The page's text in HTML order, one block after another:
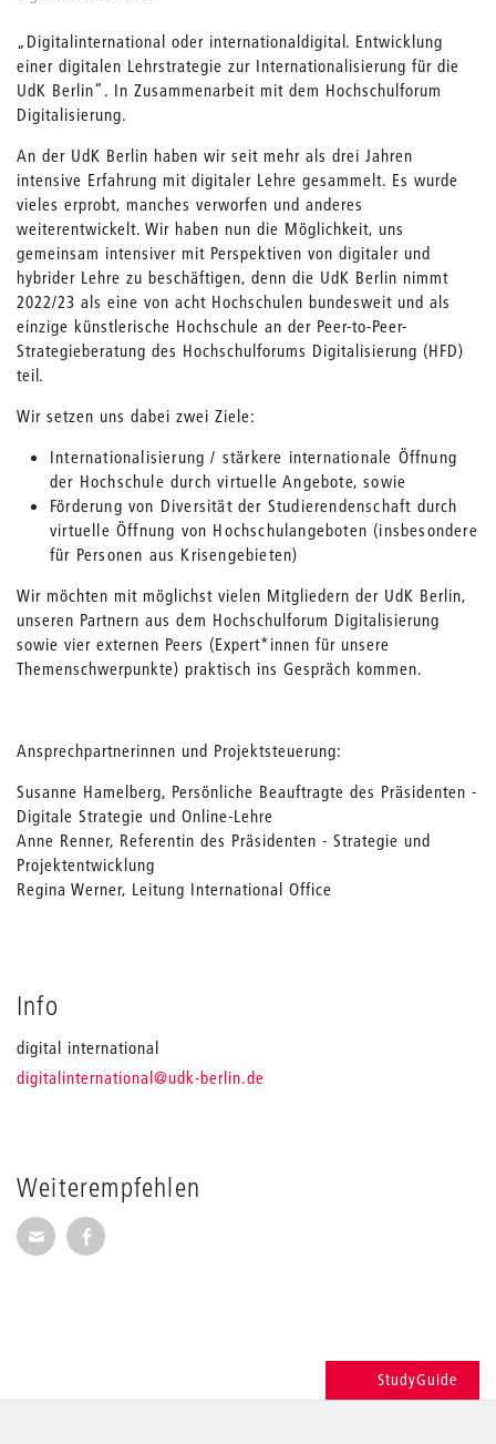
Weiterempfehlen
Seite per E-Mail weiterempfehlen
Seite auf Facebook weiterempfehlen
„Digitalinternational oder internationaldigital. Entwicklung
einer digitalen Lehrstrategie zur Internationalisierung für die
UdK Berlin“. In Zusammenarbeit mit dem Hochschulforum
Digitalisierung.
An der UdK Berlin haben wir seit mehr als drei Jahren
intensive Erfahrung mit digitaler Lehre gesammelt. Es wurde
vieles erprobt, manches verworfen und anderes
weiterentwickelt. Wir haben nun die Möglichkeit, uns
gemeinsam intensiver mit Perspektiven von digitaler und
hybrider Lehre zu beschäftigen, denn die UdK Berlin nimmt
2022/23 als eine von acht Hochschulen bundesweit und als
einzige künstlerische Hochschule an der Peer-to-Peer-
Strategieberatung des Hochschulforums Digitalisierung (HFD)
teil.
Wir setzen uns dabei zwei Ziele:
Internationalisierung / stärkere internationale Öffnung
der Hochschule durch virtuelle Angebote, sowie
Förderung von Diversität der Studierendenschaft durch
virtuelle Öffnung von Hochschulangeboten (insbesondere
für Personen aus Krisengebieten)
Wir möchten mit möglichst vielen Mitgliedern der UdK Berlin,
unseren Partnern aus dem Hochschulforum Digitalisierung
sowie vier externen Peers (Expert*innen für unsere
Themenschwerpunkte) praktisch ins Gespräch kommen.
Ansprechpartnerinnen und Projektsteuerung:
Susanne Hamelberg, Persönliche Beauftragte des Präsidenten -
Digitale Strategie und Online-Lehre
Anne Renner, Referentin des Präsidenten - Strategie und
Projektentwicklung
Regina Werner, Leitung International Office
Info
digital international
digitalinternational_
@udk-berlin.de
StudyGuide